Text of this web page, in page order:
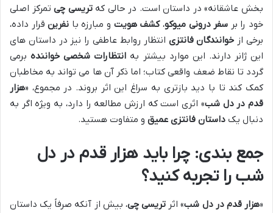
بخش عاشقانه» در داستان است. در حالی کهتریسی چیتمرکز اصلی
خود را بر سفر درونی میوکو،کشف هویت و مبارزه با نفرینقرار داده،
برخی از خوانندگان فانتزی انتظار روابط عاطفی را نیز در داستان های
این ژانر دارند. این موارد بیشتر به انتظارات شخصی خوانندهبرمی
گردد تا نقاط ضعف واقعی کتاب؛ اما ذکر آن ها می تواند به مخاطبان
کمک کند تا با دید بازتری به سراغ این اثر بروند. در مجموع، «هزار
قدم در دل شب» اثری است که ارزش مطالعه را دارد، به ویژه اگر به
دنبال یک داستان فانتزی عمیق و متفاوت هستید.
جمع بندی: چرا باید هزار قدم در دل
شب را تجربه کنید؟
«هزار قدم در دل شب» اثر تریسی چی، بیش از آنکه صرفاً یک داستان